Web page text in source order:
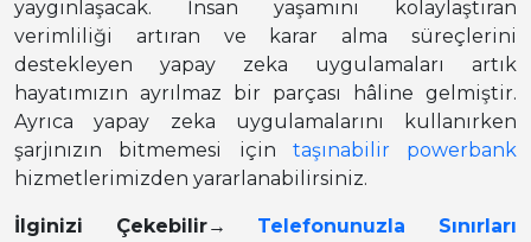
yaygınlaşacak. İnsan yaşamını kolaylaştıran
verimliliği artıran ve karar alma süreçlerini
destekleyen yapay zeka uygulamaları artık
hayatımızın ayrılmaz bir parçası hâline gelmiştir.
Ayrıca yapay zeka uygulamalarını kullanırken
şarjınızın bitmemesi için taşınabilir powerbank
hizmetlerimizden yararlanabilirsiniz.
İlginizi Çekebilir→ Telefonunuzla Sınırları